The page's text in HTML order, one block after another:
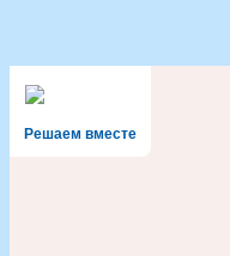
Решаем вместе